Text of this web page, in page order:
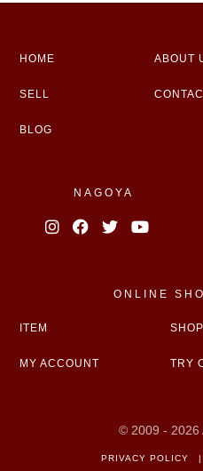
HOME ABOUT
SELL
BLOG
NAGOYA
ONLINE
ITEM
MY ACCOUNT TRY
© 2009 - 2026
PRIVACY POLICY